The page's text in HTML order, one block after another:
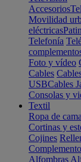
Accesorios
Movilidad
eléctricas
Telefonía
Foto y vídeo
Cables
USBCables
Consolas y
Textil
Ropa de cama
Cortinas y
Cojines
Alfombras